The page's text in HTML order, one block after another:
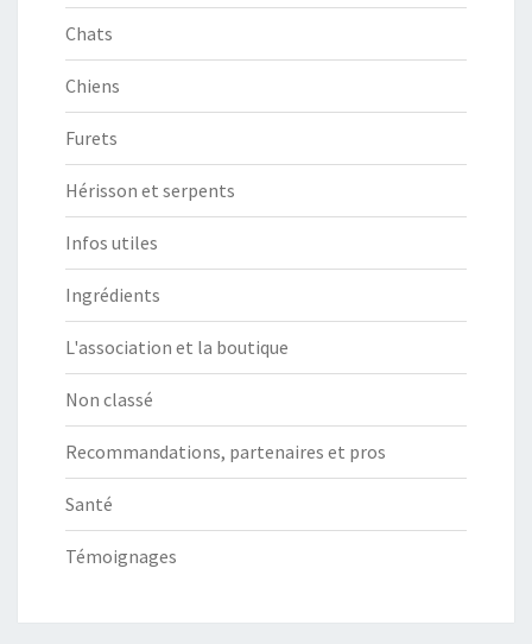
Chats
Chiens
Furets
Hérisson et serpents
Infos utiles
Ingrédients
L'association et la boutique
Non classé
Recommandations, partenaires et pros
Santé
Témoignages